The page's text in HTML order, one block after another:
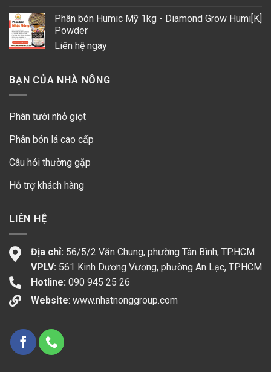
Phân bón Humic Mỹ 1kg - Diamond Grow Humi[K]
Powder
Liên hệ ngay
BẠN CỦA NHÀ NÔNG
Phân tưới nhỏ giọt
Phân bón lá cao cấp
Câu hỏi thường gặp
Hỗ trợ khách hàng
LIÊN HỆ
Địa chỉ: 56/5/2 Văn Chung, phường Tân Bình, TP.HCM
VPLV: 561 Kinh Dương Vương, phường An Lạc, TP.HCM
Hotline: 090 945 25 26
Website: www.nhatnonggroup.com